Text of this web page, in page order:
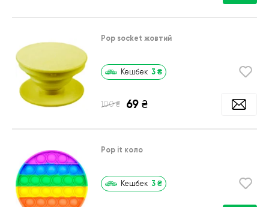
Pop socket жовтий
Кешбек 3 ₴
100 ₴ 69 ₴
Pop it коло
Кешбек 3 ₴